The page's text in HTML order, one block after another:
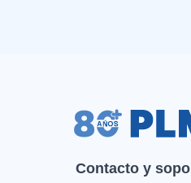
Contacto y